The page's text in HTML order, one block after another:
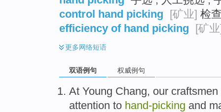
control hand picking [矿业] 检
efficiency of hand picking [矿
更多网络短语
双语例句 权威例句
At Young Chang, our craftsmen
attention to hand-picking and